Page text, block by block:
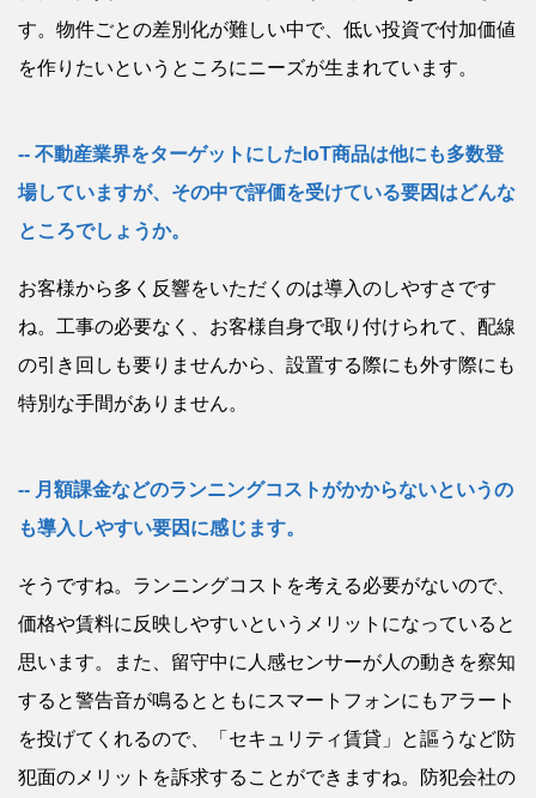
す。物件ごとの差別化が難しい中で、低い投資で付加価値
を作りたいというところにニーズが生まれています。
不動産業界をターゲットにしたIoT商品は他にも多数登
場していますが、その中で評価を受けている要因はどんな
ところでしょうか。
お客様から多く反響をいただくのは導入のしやすさです
ね。工事の必要なく、お客様自身で取り付けられて、配線
の引き回しも要りませんから、設置する際にも外す際にも
特別な手間がありません。
月額課金などのランニングコストがかからないというの
も導入しやすい要因に感じます。
そうですね。ランニングコストを考える必要がないので、
価格や賃料に反映しやすいというメリットになっていると
思います。また、留守中に人感センサーが人の動きを察知
すると警告音が鳴るとともにスマートフォンにもアラート
を投げてくれるので、「セキュリティ賃貸」と謳うなど防
犯面のメリットを訴求することができますね。防犯会社の